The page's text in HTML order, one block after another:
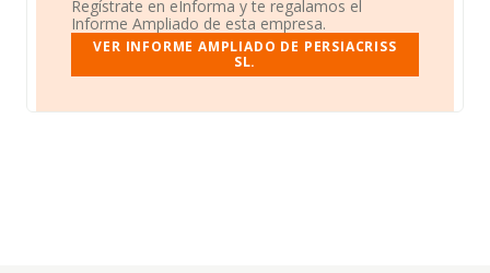
Regístrate en eInforma y te regalamos el
Informe Ampliado de esta empresa.
VER INFORME AMPLIADO DE PERSIACRISS
SL.